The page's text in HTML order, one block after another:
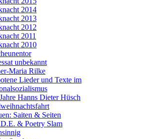
2014
2013
2012
2011
2010
unbekannt
Maria Rilke
Lieder und Texte im
Hanns Dieter Hüsch
Saiten & Seiten
& Poetry Slam